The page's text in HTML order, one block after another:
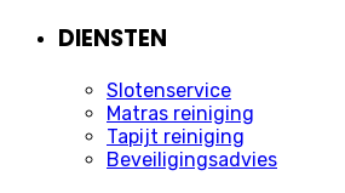
DIENSTEN
Slotenservice
Matras reiniging
Tapijt reiniging
Beveiligingsadvies